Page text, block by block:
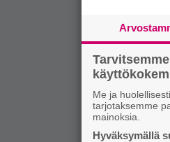
Me ja
tarjotaksemme
mainoksia.
Hyväksymällä